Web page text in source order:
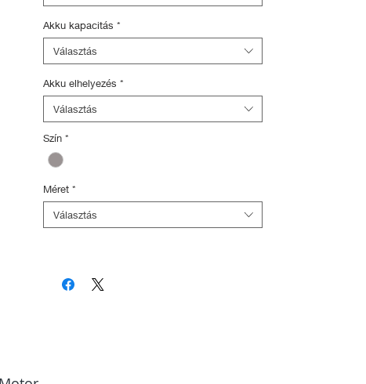
és rendőrségi adatbázis regisztráció
(5.000Ft értékben)
Akku kapacitás *
Választás
Akku elhelyezés *
Választás
Szín *
Méret *
Választás